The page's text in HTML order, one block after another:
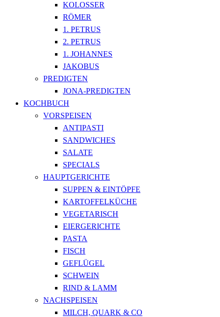
KOLOSSER
RÖMER
1. PETRUS
2. PETRUS
1. JOHANNES
JAKOBUS
PREDIGTEN
JONA-PREDIGTEN
KOCHBUCH
VORSPEISEN
ANTIPASTI
SANDWICHES
SALATE
SPECIALS
HAUPTGERICHTE
SUPPEN & EINTÖPFE
KARTOFFELKÜCHE
VEGETARISCH
EIERGERICHTE
PASTA
FISCH
GEFLÜGEL
SCHWEIN
RIND & LAMM
NACHSPEISEN
MILCH, QUARK & CO